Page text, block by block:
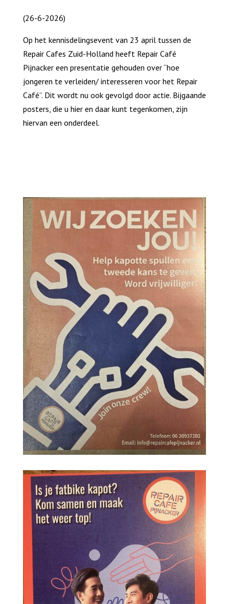
(26-6-2026)
Op het kennisdelingsevent van 23 april tussen de
Repair Cafes Zuid-Holland heeft Repair Café
Pijnacker een presentatie gehouden over “hoe
jongeren te verleiden/ interesseren voor het Repair
Café”. Dit wordt nu ook gevolgd door actie. Bijgaande
posters, die u hier en daar kunt tegenkomen, zijn
hiervan een onderdeel.